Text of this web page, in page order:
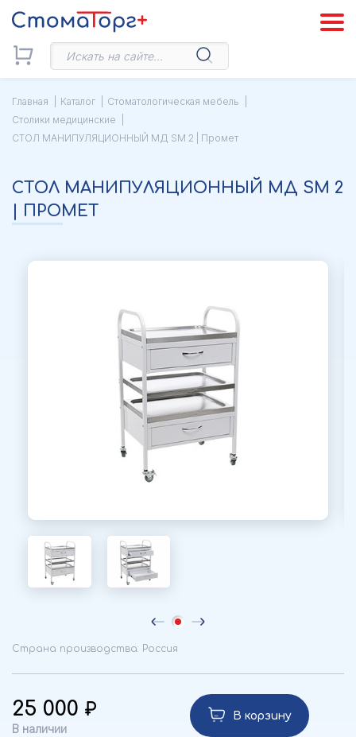
Главная Каталог
Стоматологическая мебель
Столики медицинские
СТОЛ МАНИПУЛЯЦИОННЫЙ МД SM 2 | Промет
СТОЛ МАНИПУЛЯЦИОННЫЙ МД SM 2
| ПРОМЕТ
Страна производства: Россия
25 000
В наличии
В корзину